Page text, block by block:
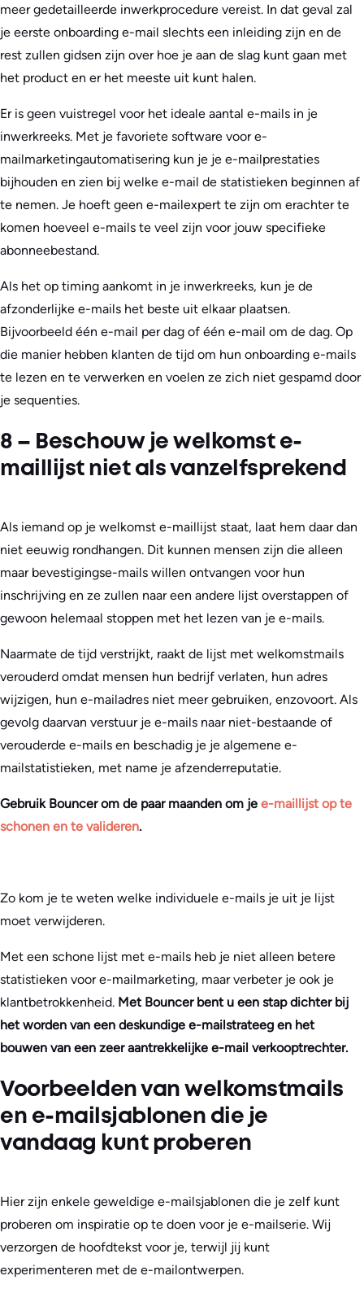
meer gedetailleerde inwerkprocedure vereist. In dat geval zal
je eerste onboarding e-mail slechts een inleiding zijn en de
rest zullen gidsen zijn over hoe je aan de slag kunt gaan met
het product en er het meeste uit kunt halen.
Er is geen vuistregel voor het ideale aantal e-mails in je
inwerkreeks. Met je favoriete software voor e-
mailmarketingautomatisering kun je je e-mailprestaties
bijhouden en zien bij welke e-mail de statistieken beginnen af
te nemen. Je hoeft geen e-mailexpert te zijn om erachter te
komen hoeveel e-mails te veel zijn voor jouw specifieke
abonneebestand.
Als het op timing aankomt in je inwerkreeks, kun je de
afzonderlijke e-mails het beste uit elkaar plaatsen.
Bijvoorbeeld één e-mail per dag of één e-mail om de dag. Op
die manier hebben klanten de tijd om hun onboarding e-mails
te lezen en te verwerken en voelen ze zich niet gespamd door
je sequenties.
8 – Beschouw je welkomst e-
maillijst niet als vanzelfsprekend
Als iemand op je welkomst e-maillijst staat, laat hem daar dan
niet eeuwig rondhangen. Dit kunnen mensen zijn die alleen
maar bevestigingse-mails willen ontvangen voor hun
inschrijving en ze zullen naar een andere lijst overstappen of
gewoon helemaal stoppen met het lezen van je e-mails.
Naarmate de tijd verstrijkt, raakt de lijst met welkomstmails
verouderd omdat mensen hun bedrijf verlaten, hun adres
wijzigen, hun e-mailadres niet meer gebruiken, enzovoort. Als
gevolg daarvan verstuur je e-mails naar niet-bestaande of
verouderde e-mails en beschadig je je algemene e-
mailstatistieken, met name je afzenderreputatie.
Gebruik Bouncer om de paar maanden om je e-maillijst op te
schonen en te valideren.
Zo kom je te weten welke individuele e-mails je uit je lijst
moet verwijderen.
Met een schone lijst met e-mails heb je niet alleen betere
statistieken voor e-mailmarketing, maar verbeter je ook je
klantbetrokkenheid. Met Bouncer bent u een stap dichter bij
het worden van een deskundige e-mailstrateeg en het
bouwen van een zeer aantrekkelijke e-mail verkooptrechter.
Voorbeelden van welkomstmails
en e-mailsjablonen die je
vandaag kunt proberen
Hier zijn enkele geweldige e-mailsjablonen die je zelf kunt
proberen om inspiratie op te doen voor je e-mailserie. Wij
verzorgen de hoofdtekst voor je, terwijl jij kunt
experimenteren met de e-mailontwerpen.